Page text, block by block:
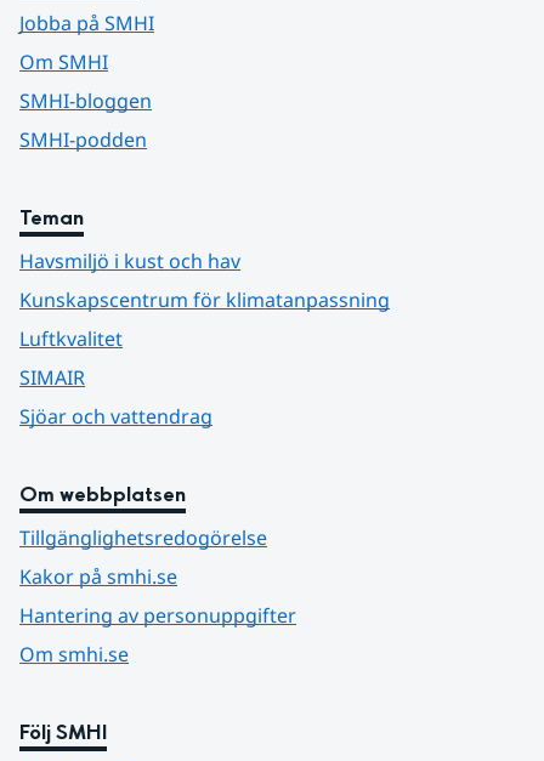
Jobba på SMHI
Om SMHI
SMHI-bloggen
SMHI-podden
Teman
Havsmiljö i kust och hav
Kunskapscentrum för klimatanpassning
Luftkvalitet
SIMAIR
Sjöar och vattendrag
Om webbplatsen
Tillgänglighetsredogörelse
Kakor på smhi.se
Hantering av personuppgifter
Om smhi.se
Följ SMHI